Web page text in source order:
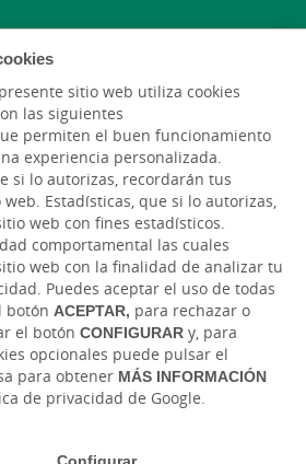
sitio web utiliza cookies
las siguientes
permiten el buen funcionamiento
experiencia personalizada.
si lo autorizas, recordarán tus
Estadísticas, que si lo autorizas,
web con fines estadísticos.
comportamental las cuales
web con la finalidad de analizar tu
Puedes aceptar el uso de todas
botón ACEPTAR, para rechazar o
el botón CONFIGURAR y, para
opcionales puede pulsar el
para obtener MÁS INFORMACIÓN
de privacidad de Google.
de cambio Aviso legal
Política de cookies
de datos
Ciberseguridad